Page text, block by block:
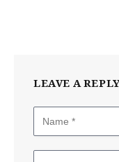
LEAVE A